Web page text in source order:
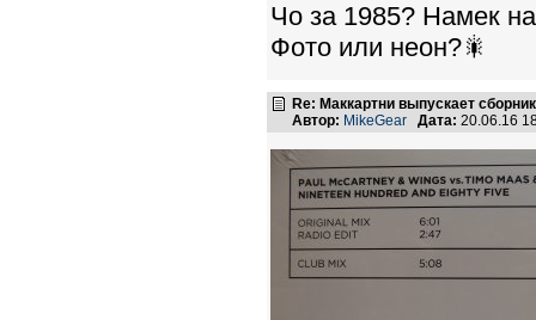
Чо за 1985? Намек
Фото или неон?🎇
Re: Маккартни выпускает
Автор: MikeGear Дата: 20.06.16